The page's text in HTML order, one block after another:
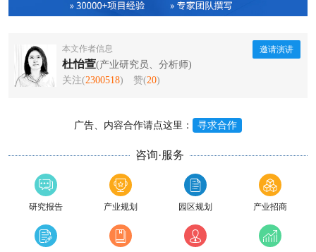
本文作者信息
杜怡萱(产业研究员、分析师)
关注(2300518) 赞(20)
邀请演讲
广告、内容合作请点这里： 寻求合作
咨询·服务
研究报告 产业规划 园区规划 产业招商